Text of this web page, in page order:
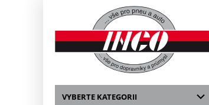
VYBERTE KATEGORII